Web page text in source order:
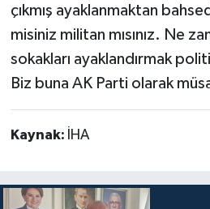
çıkmış ayaklanmaktan
misiniz militan mısınız. Ne
sokakları ayaklandırmak
Biz buna AK Parti olarak
Kaynak: İHA